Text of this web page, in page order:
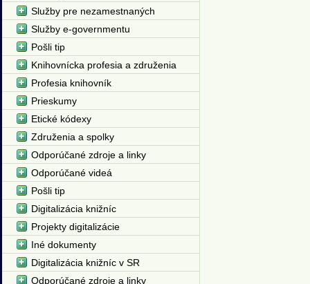
Služby pre nezamestnaných
Služby e-governmentu
Pošli tip
Knihovnícka profesia a združenia
Profesia knihovník
Prieskumy
Etické kódexy
Združenia a spolky
Odporúčané zdroje a linky
Odporúčané videá
Pošli tip
Digitalizácia knižníc
Projekty digitalizácie
Iné dokumenty
Digitalizácia knižníc v SR
Odporúčané zdroje a linky